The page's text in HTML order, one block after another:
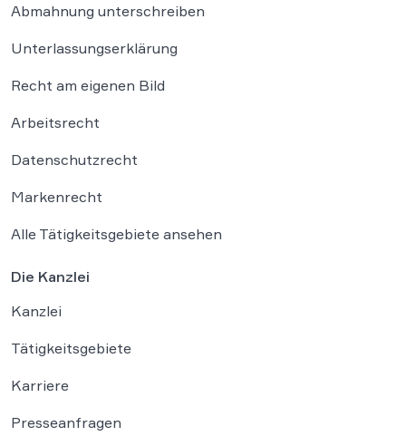
Abmahnung unterschreiben
Unterlassungserklärung
Recht am eigenen Bild
Arbeitsrecht
Datenschutzrecht
Markenrecht
Alle Tätigkeitsgebiete ansehen
Die Kanzlei
Kanzlei
Tätigkeitsgebiete
Karriere
Presseanfragen